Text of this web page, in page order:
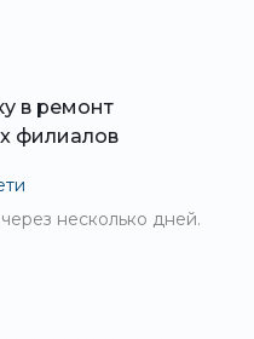
в ремонт
филиалов
несколько дней.